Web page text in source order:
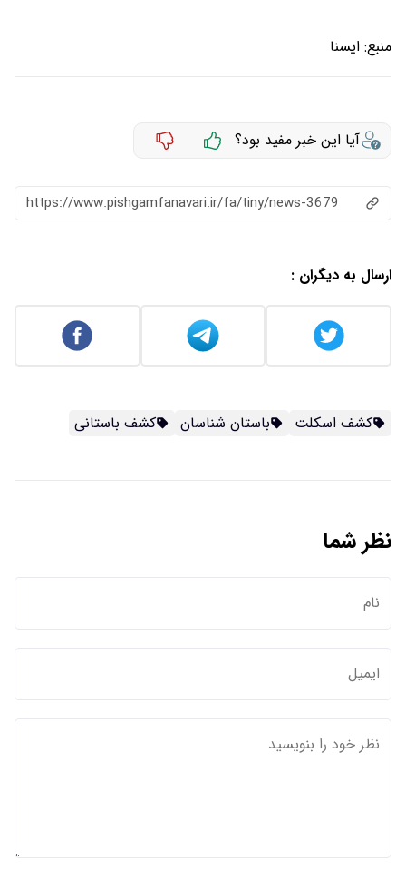
منبع: ايسنا
آیا این خبر مفید بود؟
https://www.pishgamfanavari.ir/fa/tiny/news-3679
ارسال به دیگران :
کشف اسکلت باستان شناسان کشف باستانی
نظر شما